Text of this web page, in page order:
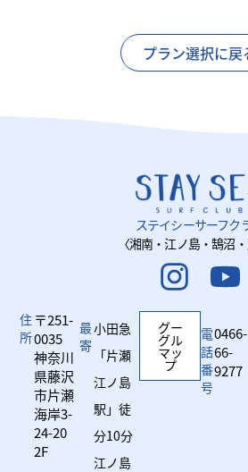
プラン選択に戻
ステイシーサーフク
〈湘南・江ノ島・鵠沼・
住
所
〒251-
0035
神奈川
県藤沢
市片瀬
海岸3-
24-20
2F
最
寄
小田急
「片瀬
江ノ島
駅」徒
分10分
江ノ島
グー
グル
マッ
プ
電
話
番
号
0466-
66-
9277